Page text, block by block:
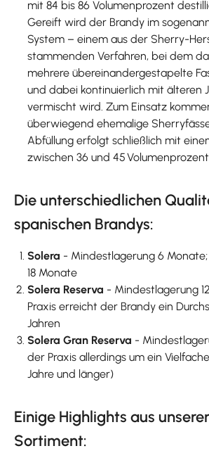
mit 84 bis 86 Volumenprozent
Gereift wird der Brandy im
System – einem aus der Sherry-
stammenden Verfahren, bei dem
mehrere übereinandergestapelte
und dabei kontinuierlich mit älteren
vermischt wird. Zum Einsatz
überwiegend ehemalige
Abfüllung erfolgt schließlich mit
zwischen 36 und 45
Die unterschiedlichen
spanischen Brandys:
Solera - Mindestlagerung 6
18 Monate
Solera Reserva - Mindestlagerung
Praxis erreicht der Brandy ein
Jahren
Solera Gran Reserva -
der Praxis allerdings um ein
Jahre und länger)
Einige Highlights aus
Sortiment: